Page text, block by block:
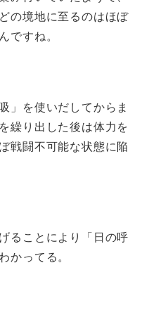
の境地に至るのはほぼ
ですね。
」を使いだしてからま
繰り出した後は体力を
戦闘不可能な状態に陥
ることにより「日の呼
かってる。